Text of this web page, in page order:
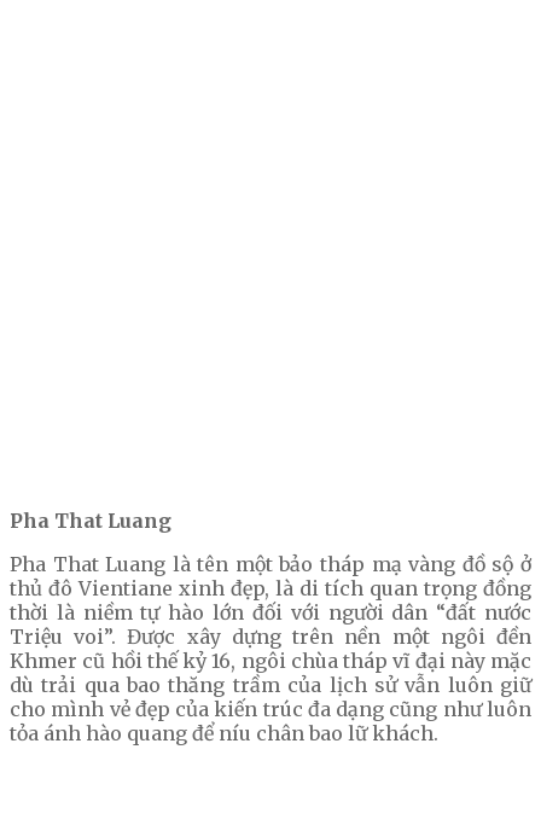
Pha That Luang
Pha That Luang là tên một bảo tháp mạ vàng đồ sộ ở
thủ đô Vientiane xinh đẹp, là di tích quan trọng đồng
thời là niềm tự hào lớn đối với người dân “đất nước
Triệu voi”. Được xây dựng trên nền một ngôi đền
Khmer cũ hồi thế kỷ 16, ngôi chùa tháp vĩ đại này mặc
dù trải qua bao thăng trầm của lịch sử vẫn luôn giữ
cho mình vẻ đẹp của kiến trúc đa dạng cũng như luôn
tỏa ánh hào quang để níu chân bao lữ khách.